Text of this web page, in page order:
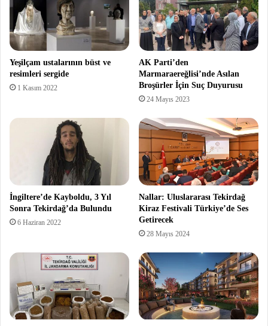
Yeşilçam ustalarının büst ve
resimleri sergide
1 Kasım 2022
AK Parti’den
Marmaraereğlisi’nde Asılan
Broşürler İçin Suç Duyurusu
24 Mayıs 2023
İngiltere’de Kayboldu, 3 Yıl
Sonra Tekirdağ’da Bulundu
6 Haziran 2022
Nallar: Uluslararası Tekirdağ
Kiraz Festivali Türkiye’de Ses
Getirecek
28 Mayıs 2024